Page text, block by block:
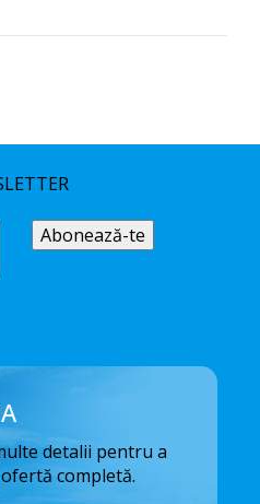
detalii pentru a
completă.